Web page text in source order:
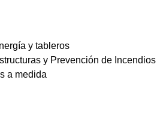
y tableros
y Prevención de Incendios
a medida